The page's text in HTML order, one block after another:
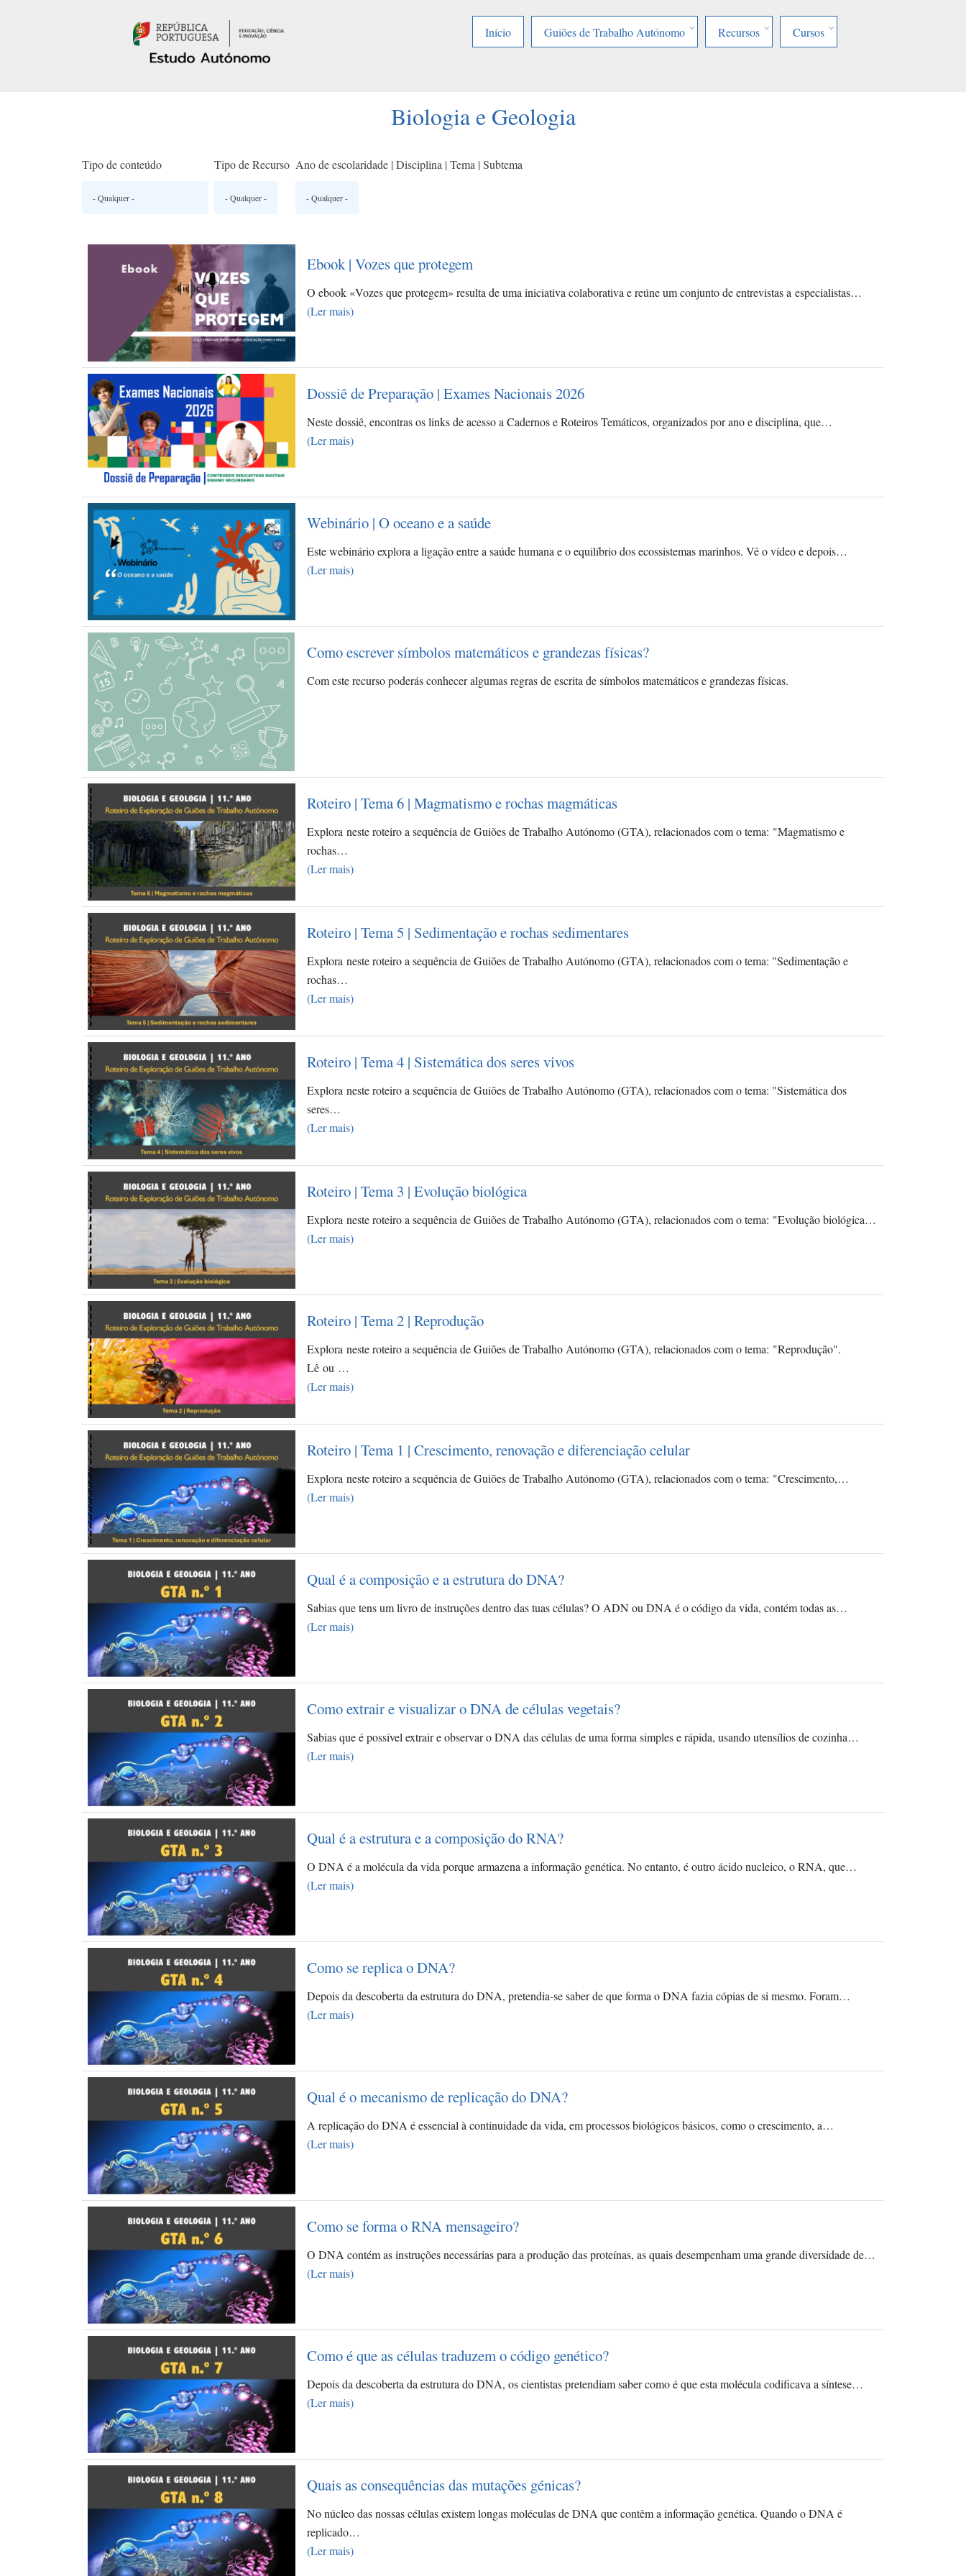
Início
Guiões de Trabalho Autónomo Recursos Cursos
Biologia e Geologia
Tipo de conteúdo Tipo de Recurso Ano de escolaridade | Disciplina | Tema | Subtema
Ebook | Vozes que protegem
O ebook «Vozes que protegem» resulta de uma iniciativa colaborativa e reúne um conjunto de entrevistas a especialistas…
(Ler mais)
Dossiê de Preparação | Exames Nacionais 2026
Neste dossiê, encontras os links de acesso a Cadernos e Roteiros Temáticos, organizados por ano e disciplina, que…
(Ler mais)
Webinário | O oceano e a saúde
Este webinário explora a ligação entre a saúde humana e o equilíbrio dos ecossistemas marinhos. Vê o vídeo e depois…
(Ler mais)
Como escrever símbolos matemáticos e grandezas físicas?
Com este recurso poderás conhecer algumas regras de escrita de símbolos matemáticos e grandezas físicas.
Roteiro | Tema 6 | Magmatismo e rochas magmáticas
Explora neste roteiro a sequência de Guiões de Trabalho Autónomo (GTA), relacionados com o tema: "Magmatismo e
rochas…
(Ler mais)
Roteiro | Tema 5 | Sedimentação e rochas sedimentares
Explora neste roteiro a sequência de Guiões de Trabalho Autónomo (GTA), relacionados com o tema: "Sedimentação e
rochas…
(Ler mais)
Roteiro | Tema 4 | Sistemática dos seres vivos
Explora neste roteiro a sequência de Guiões de Trabalho Autónomo (GTA), relacionados com o tema: "Sistemática dos
seres…
(Ler mais)
Roteiro | Tema 3 | Evolução biológica
Explora neste roteiro a sequência de Guiões de Trabalho Autónomo (GTA), relacionados com o tema: "Evolução biológica…
(Ler mais)
Roteiro | Tema 2 | Reprodução
Explora neste roteiro a sequência de Guiões de Trabalho Autónomo (GTA), relacionados com o tema: "Reprodução".
Lê ou …
(Ler mais)
Roteiro | Tema 1 | Crescimento, renovação e diferenciação celular
Explora neste roteiro a sequência de Guiões de Trabalho Autónomo (GTA), relacionados com o tema: "Crescimento,…
(Ler mais)
Qual é a composição e a estrutura do DNA?
Sabias que tens um livro de instruções dentro das tuas células? O ADN ou DNA é o código da vida, contém todas as…
(Ler mais)
Como extrair e visualizar o DNA de células vegetais?
Sabias que é possível extrair e observar o DNA das células de uma forma simples e rápida, usando utensílios de cozinha…
(Ler mais)
Qual é a estrutura e a composição do RNA?
O DNA é a molécula da vida porque armazena a informação genética. No entanto, é outro ácido nucleico, o RNA, que…
(Ler mais)
Como se replica o DNA?
Depois da descoberta da estrutura do DNA, pretendia-se saber de que forma o DNA fazia cópias de si mesmo. Foram…
(Ler mais)
Qual é o mecanismo de replicação do DNA?
A replicação do DNA é essencial à continuidade da vida, em processos biológicos básicos, como o crescimento, a…
(Ler mais)
Como se forma o RNA mensageiro?
O DNA contém as instruções necessárias para a produção das proteínas, as quais desempenham uma grande diversidade de…
(Ler mais)
Como é que as células traduzem o código genético?
Depois da descoberta da estrutura do DNA, os cientistas pretendiam saber como é que esta molécula codificava a síntese…
(Ler mais)
Quais as consequências das mutações génicas?
No núcleo das nossas células existem longas moléculas de DNA que contêm a informação genética. Quando o DNA é
replicado…
(Ler mais)